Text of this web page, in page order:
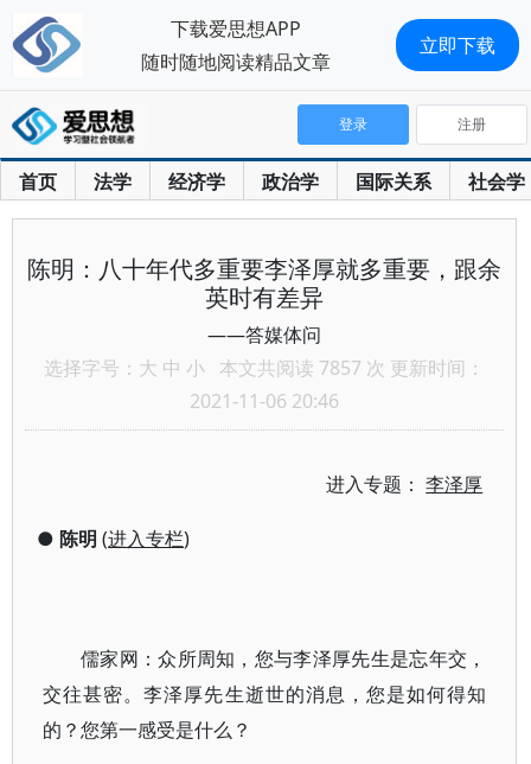
首页 法学 经济学 政治学 国际关系 社会学
登录 注册
陈明：八十年代多重要李泽厚就多重要，跟余
英时有差异
——答媒体问
选择字号： 大 中 小 本文共阅读 7857 次 更新时间：
2021-11-06 20:46
进入专题：李泽厚
● 陈明 (进入专栏)
儒家网：众所周知，您与李泽厚先生是忘年交，
交往甚密。李泽厚先生逝世的消息，您是如何得知
的？您第一感受是什么？
下载爱思想APP
随时随地阅读精品文章
立即下载